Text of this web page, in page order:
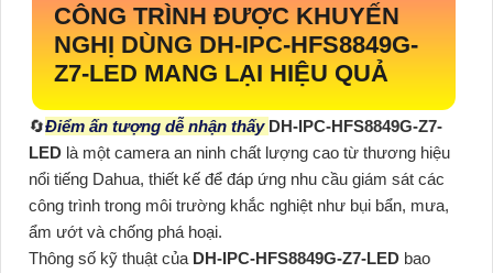
CÔNG TRÌNH ĐƯỢC KHUYẾN
NGHỊ DÙNG DH-IPC-HFS8849G-
Z7-LED MANG LẠI HIỆU QUẢ
🔄Điểm ấn tượng dễ nhận thấy DH-IPC-HFS8849G-Z7-
LED là một camera an ninh chất lượng cao từ thương hiệu
nổi tiếng Dahua, thiết kế để đáp ứng nhu cầu giám sát các
công trình trong môi trường khắc nghiệt như bụi bẩn, mưa,
ẩm ướt và chống phá hoại.
Thông số kỹ thuật của DH-IPC-HFS8849G-Z7-LED bao